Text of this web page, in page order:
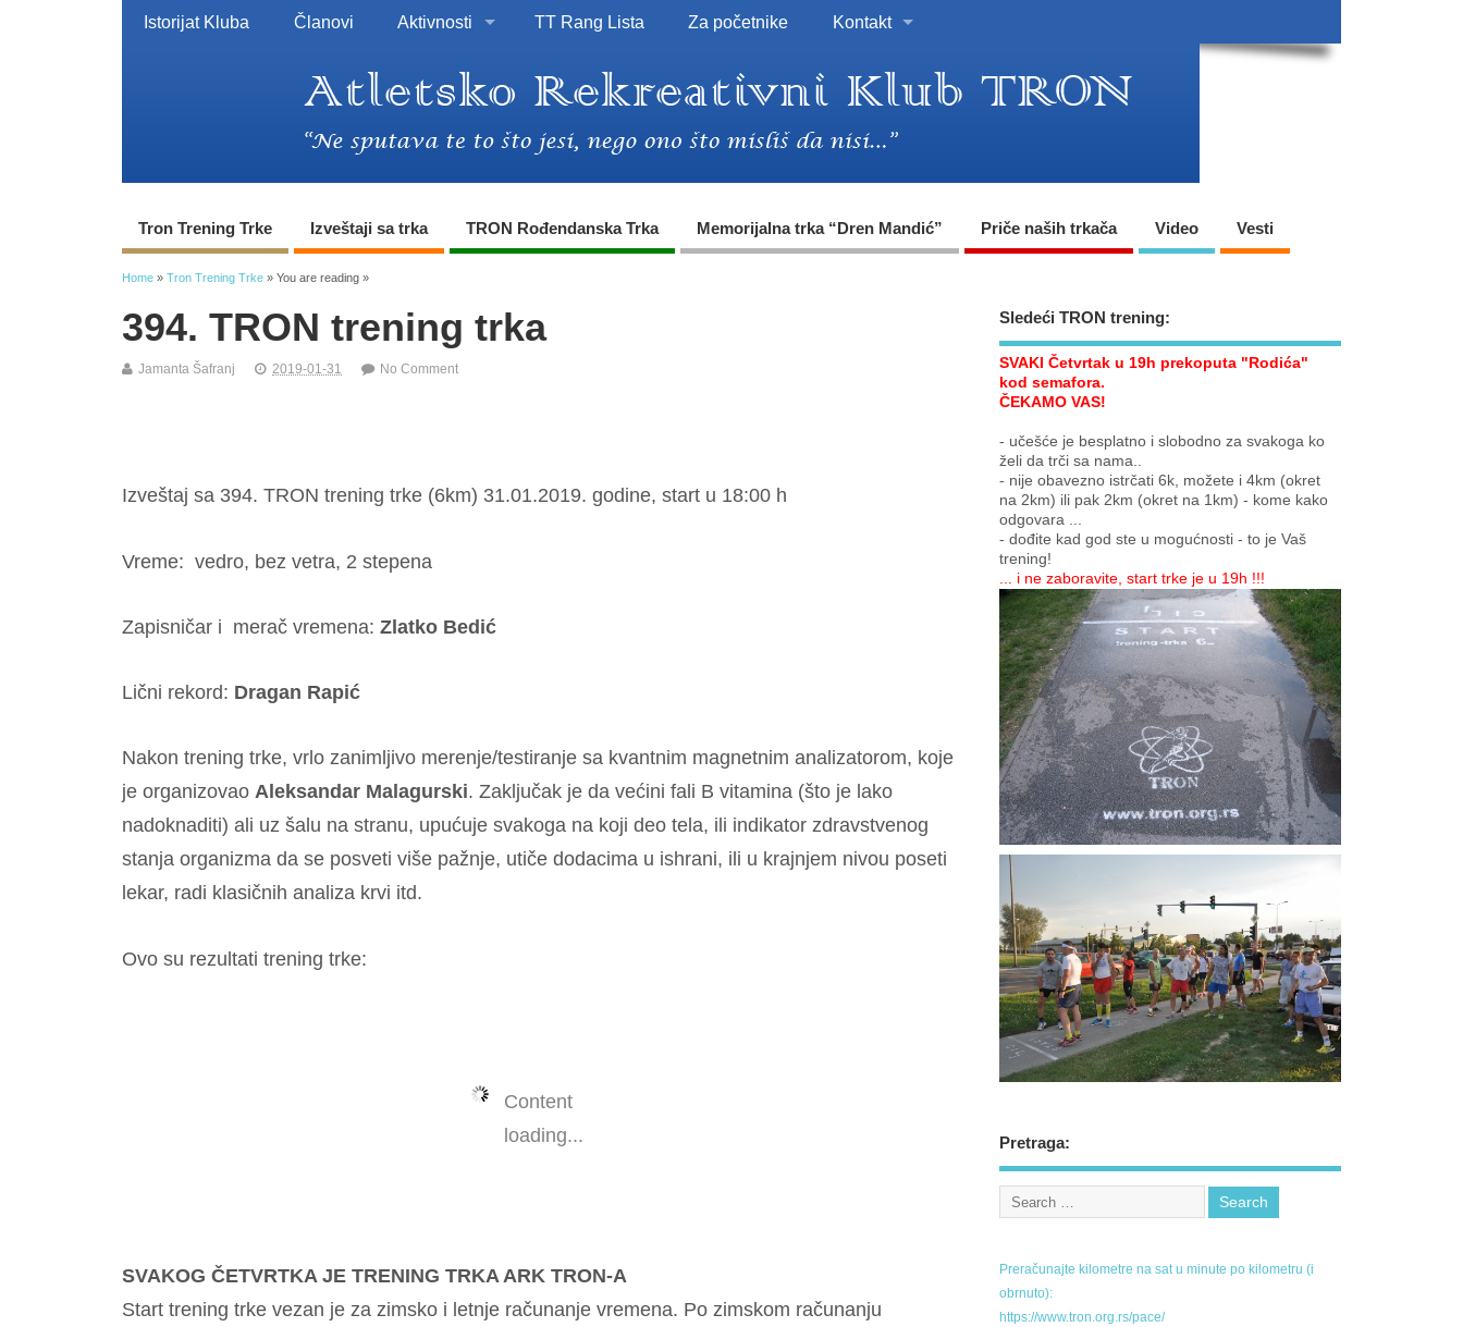
Istorijat Kluba Članovi Aktivnosti TT Rang Lista Za početnike Kontakt
Tron Trening Trke Izveštaji sa trka TRON Rođendanska Trka Memorijalna trka “Dren Mandić” Priče naših trkača Video Vesti
Home » Tron Trening Trke » You are reading »
394. TRON trening trka
Jamanta Šafranj 2019-01-31 No Comment
Izveštaj sa 394. TRON trening trke (6km) 31.01.2019. godine, start u 18:00 h
Vreme: vedro, bez vetra, 2 stepena
Zapisničar i merač vremena: Zlatko Bedić
Lični rekord: Dragan Rapić
Nakon trening trke, vrlo zanimljivo merenje/testiranje sa kvantnim magnetnim analizatorom, koje
je organizovao Aleksandar Malagurski. Zaključak je da većini fali B vitamina (što je lako
nadoknaditi) ali uz šalu na stranu, upućuje svakoga na koji deo tela, ili indikator zdravstvenog
stanja organizma da se posveti više pažnje, utiče dodacima u ishrani, ili u krajnjem nivou poseti
lekar, radi klasičnih analiza krvi itd.
Ovo su rezultati trening trke:
Content
loading...
SVAKOG ČETVRTKA JE TRENING TRKA ARK TRON-A
Start trening trke vezan je za zimsko i letnje računanje vremena. Po zimskom računanju
Sledeći TRON trening:
SVAKI Četvrtak u 19h prekoputa "Rodića"
kod semafora.
ČEKAMO VAS!
- učešće je besplatno i slobodno za svakoga ko
želi da trči sa nama..
- nije obavezno istrčati 6k, možete i 4km (okret
na 2km) ili pak 2km (okret na 1km) - kome kako
odgovara ...
- dođite kad god ste u mogućnosti - to je Vaš
trening!
... i ne zaboravite, start trke je u 19h !!!
Pretraga:
Preračunajte kilometre na sat u minute po kilometru (i
obrnuto):
https://www.tron.org.rs/pace/